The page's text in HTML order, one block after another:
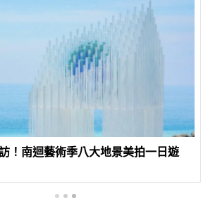
！南迴藝術季八大地景美拍一日遊